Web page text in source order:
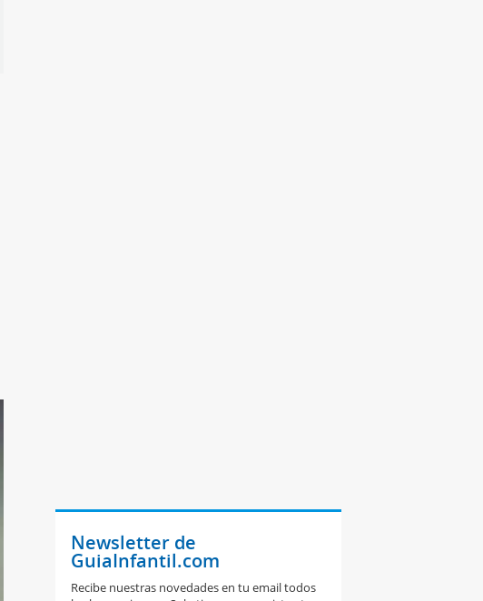
Newsletter de
GuiaInfantil.com
Recibe nuestras novedades en tu email todos